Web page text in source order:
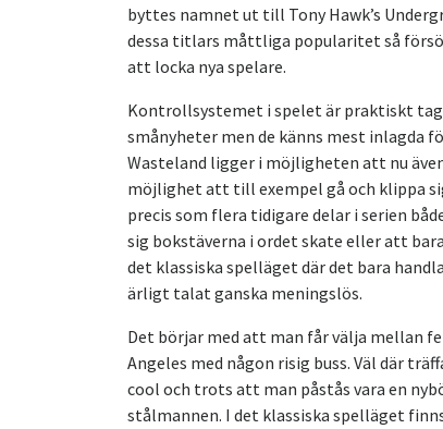
byttes namnet ut till Tony Hawk’s
dessa titlars måttliga popularitet så
att locka nya spelare.
Kontrollsystemet i spelet är praktiskt
smånyheter men de känns mest inlagda
Wasteland ligger i möjligheten att nu
möjlighet att till exempel gå och klippa
precis som flera tidigare delar i serien
sig bokstäverna i ordet skate eller att
det klassiska spelläget där det bara
ärligt talat ganska meningslös.
Det börjar med att man får välja mellan
Angeles med någon risig buss. Väl där
cool och trots att man påstås vara en
stålmannen. I det klassiska spelläget